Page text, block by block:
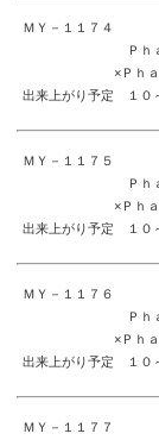
ＭＹ－１１７４
Ｐｈａｌ Ｗｈ
×Ｐｈａｌ Ｅ
出来上がり予定 １
ＭＹ－１１７５
Ｐｈａｌ Ｙｕ
×Ｐｈａｌ Ｗｈ
出来上がり予定 １
ＭＹ－１１７６
Ｐｈａｌ Ｙｕ
×Ｐｈａｌ Ｆｏ
出来上がり予定 １
ＭＹ－１１７７